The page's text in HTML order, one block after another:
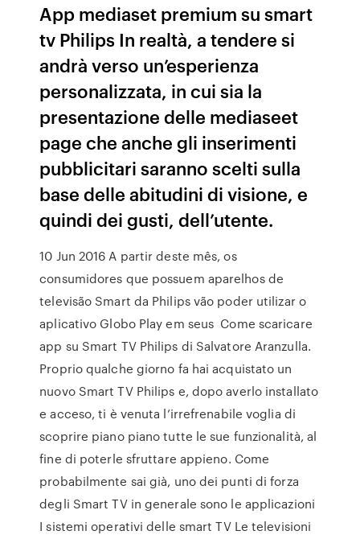
App mediaset premium su smart
tv Philips In realtà, a tendere si
andrà verso un’esperienza
personalizzata, in cui sia la
presentazione delle mediaseet
page che anche gli inserimenti
pubblicitari saranno scelti sulla
base delle abitudini di visione, e
quindi dei gusti, dell’utente.
10 Jun 2016 A partir deste mês, os
consumidores que possuem aparelhos de
televisão Smart da Philips vão poder utilizar o
aplicativo Globo Play em seus Come scaricare
app su Smart TV Philips di Salvatore Aranzulla.
Proprio qualche giorno fa hai acquistato un
nuovo Smart TV Philips e, dopo averlo installato
e acceso, ti è venuta l’irrefrenabile voglia di
scoprire piano piano tutte le sue funzionalità, al
fine di poterle sfruttare appieno. Come
probabilmente sai già, uno dei punti di forza
degli Smart TV in generale sono le applicazioni
I sistemi operativi delle smart TV Le televisioni